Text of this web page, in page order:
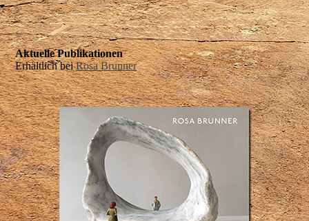
Aktuelle Publikationen
Erhältlich beiRosa Brunner